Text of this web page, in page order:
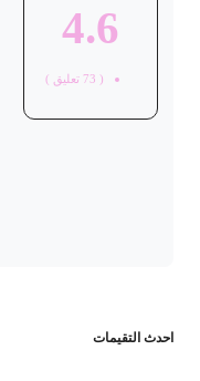
4.6
73 تعليق )
التقيمات